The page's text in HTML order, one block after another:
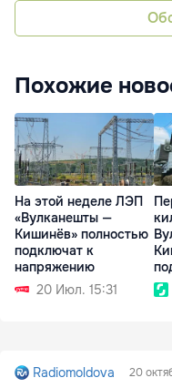
Похожие
На этой неделе ЛЭП
«Вулканешты —
Кишинёв» полностью
подключат к
напряжению
20 Июл. 15:31
Radiomoldova 20